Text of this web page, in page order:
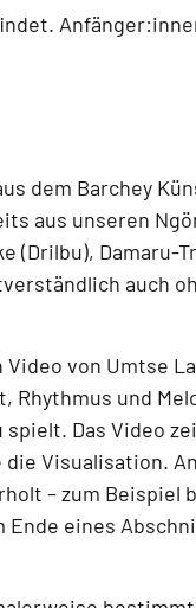
dem Barchey
aus unseren
(Drilbu), Damaru-
auch
Video von Umtse
Rhythmus und
spielt. Das Video
Visualisation.
– zum Beispiel
Ende eines